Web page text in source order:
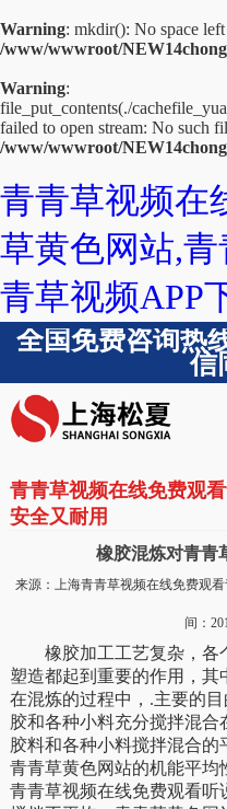
Warning: mkdir(): No space
/www/wwwroot/
Warning:
file_put_contents(./
failed to open stream: No such
/www/wwwroot/
青青草视频在
草黄色网站,
青草视频APP
全国免费咨询热
信
青青草视频在线免费观
安全又耐用
橡胶混炼对青青
来源：上海青青草视频在线免费观
间：
橡胶加工工艺复杂，各
塑造都起到重要的作用，其
在混炼的过程中，.主要的
胶和各种小料充分搅拌混
胶料和各种小料搅拌混合
青青草黄色网站的机能平均
青青草视频在线免费观看听